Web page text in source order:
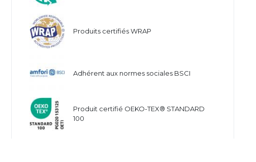
Produits certifiés WRAP
Adhérent aux normes sociales BSCI
Produit certifié OEKO-TEX® STANDARD
100